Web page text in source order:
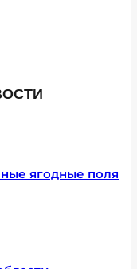
ягодные поля